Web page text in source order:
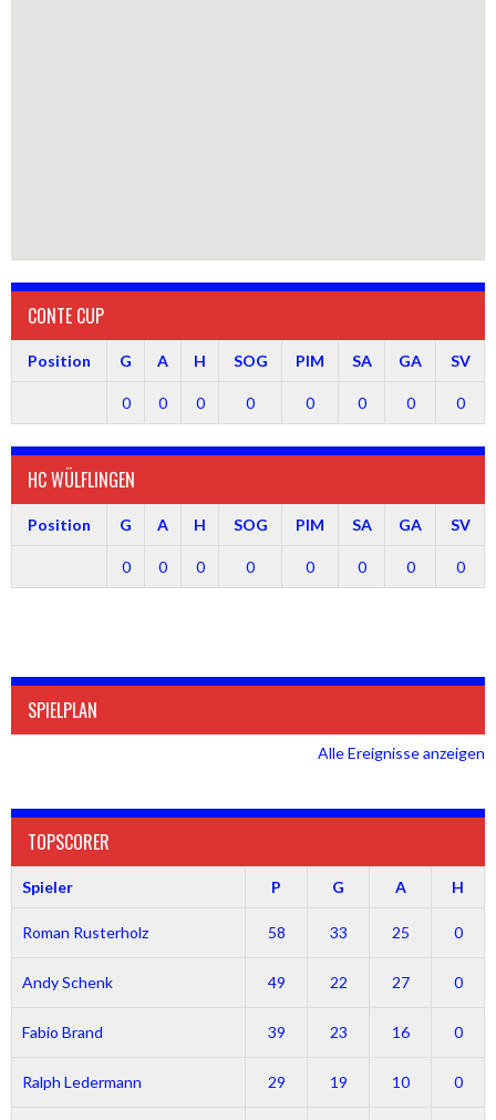
CONTE CUP
Position G A H SOG PIM SA GA SV
0 0 0 0 0 0 0 0
HC WÜLFLINGEN
Position G A H SOG PIM SA GA SV
0 0 0 0 0 0 0 0
SPIELPLAN
Alle Ereignisse anzeigen
TOPSCORER
Spieler P G A H
Roman Rusterholz 58 33 25 0
Andy Schenk 49 22 27 0
Fabio Brand 39 23 16 0
Ralph Ledermann 29 19 10 0